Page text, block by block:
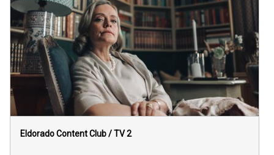
Eldorado Content Club / TV 2